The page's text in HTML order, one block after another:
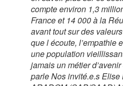
compte environ 1,3
France et 14 000 à la
avant tout sur des
que l écoute, l’empathie
une population
jamais un métier
parle Nos invité.e.s